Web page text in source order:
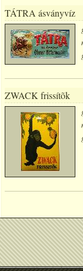
TÁTRA ásványvíz
ZWACK frissítõk